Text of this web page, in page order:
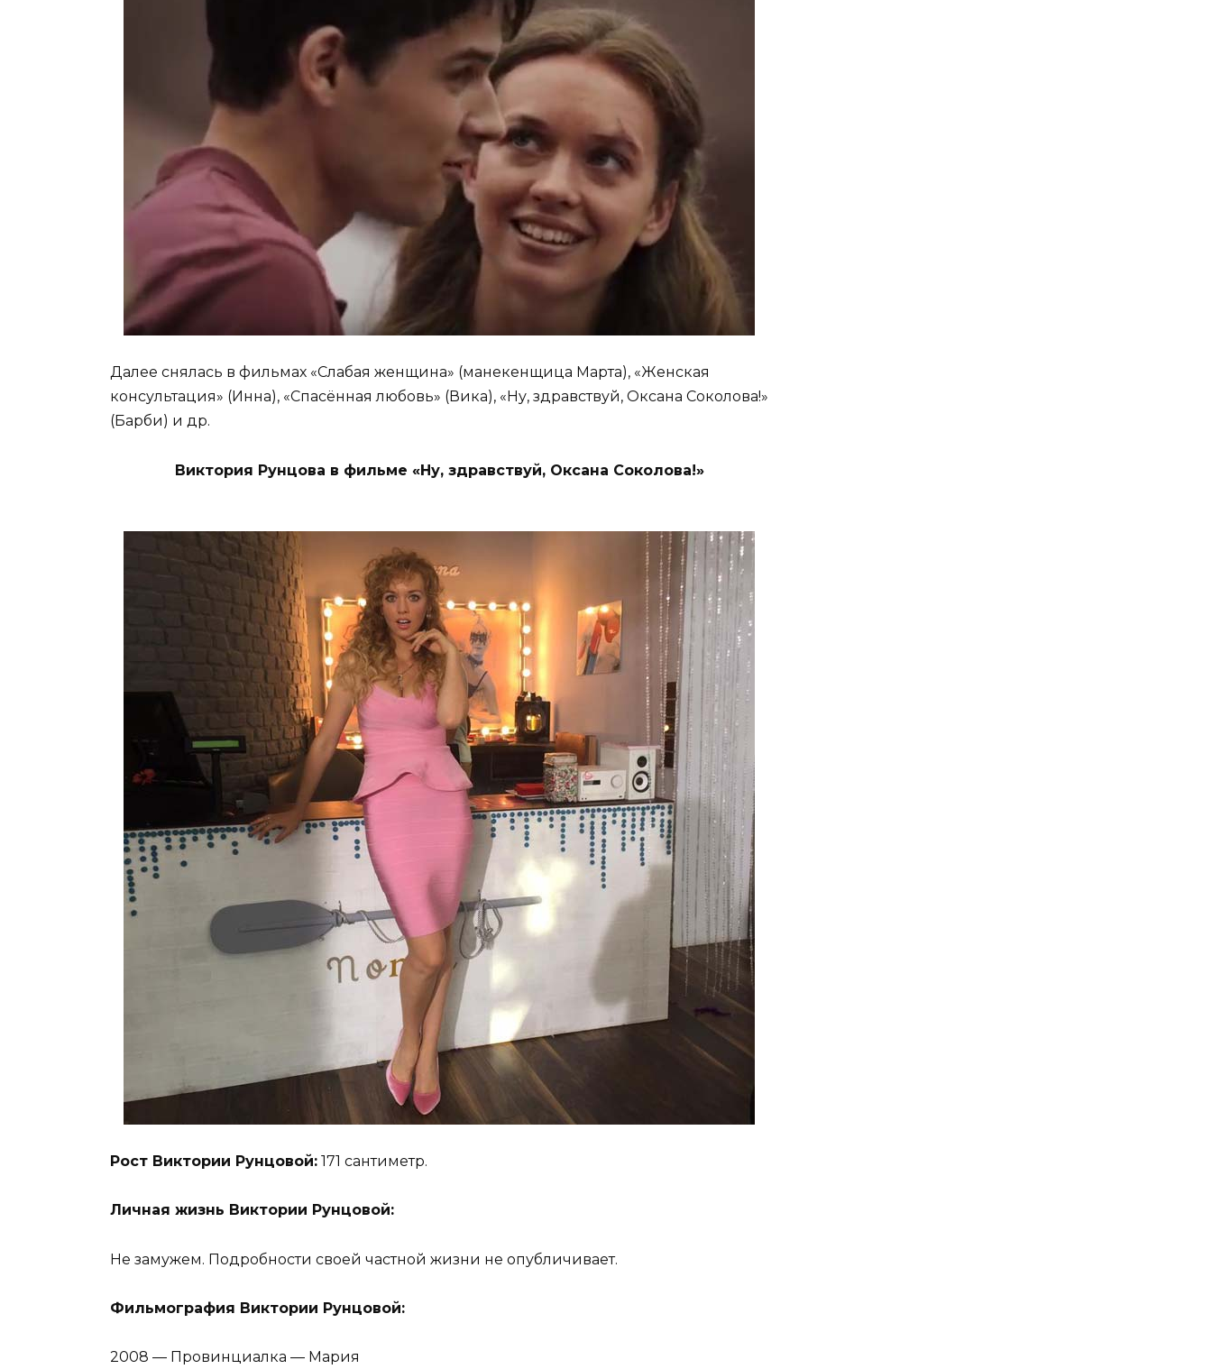
Далее снялась в фильмах «Слабая женщина» (манекенщица Марта), «Женская
консультация» (Инна), «Спасённая любовь» (Вика), «Ну, здравствуй, Оксана Соколова!»
(Барби) и др.
Виктория Рунцова в фильме «Ну, здравствуй, Оксана Соколова!»
Рост Виктории Рунцовой: 171 сантиметр.
Личная жизнь Виктории Рунцовой:
Не замужем. Подробности своей частной жизни не опубличивает.
Фильмография Виктории Рунцовой:
2008 — Провинциалка — Мария